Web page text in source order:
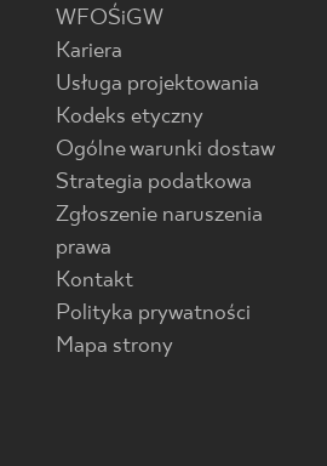
WFOŚiGW
Kariera
Usługa projektowania
Kodeks etyczny
Ogólne warunki dostaw
Strategia podatkowa
Zgłoszenie naruszenia
prawa
Kontakt
Polityka prywatności
Mapa strony